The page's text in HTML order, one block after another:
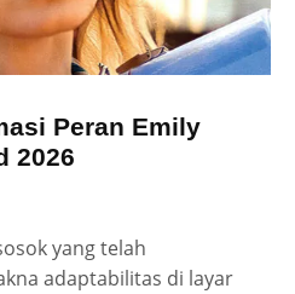
Peran Emily
2026
yang telah
adaptabilitas di layar